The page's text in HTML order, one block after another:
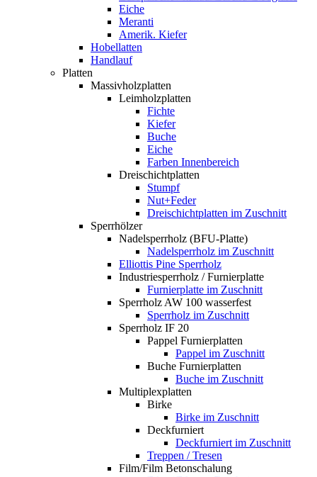
Eiche
Meranti
Amerik. Kiefer
Hobellatten
Handlauf
Platten
Massivholzplatten
Leimholzplatten
Fichte
Kiefer
Buche
Eiche
Farben Innenbereich
Dreischichtplatten
Stumpf
Nut+Feder
Dreischichtplatten im Zuschnitt
Sperrhölzer
Nadelsperrholz (BFU-Platte)
Nadelsperrholz im Zuschnitt
Elliottis Pine Sperrholz
Industriesperrholz / Furnierplatte
Furnierplatte im Zuschnitt
Sperrholz AW 100 wasserfest
Sperrholz im Zuschnitt
Sperrholz IF 20
Pappel Furnierplatten
Pappel im Zuschnitt
Buche Furnierplatten
Buche im Zuschnitt
Multiplexplatten
Birke
Birke im Zuschnitt
Deckfurniert
Deckfurniert im Zuschnitt
Treppen / Tresen
Film/Film Betonschalung